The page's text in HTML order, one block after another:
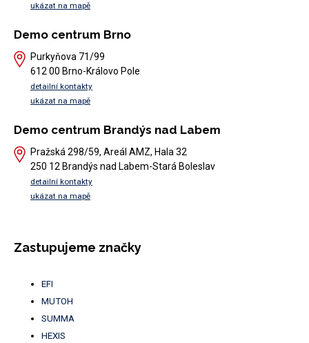
ukázat na mapě
Demo centrum Brno
Purkyňova 71/99
612 00 Brno-Královo Pole
detailní kontakty
ukázat na mapě
Demo centrum Brandýs nad Labem
Pražská 298/59, Areál AMZ, Hala 32
250 12 Brandýs nad Labem-Stará Boleslav
detailní kontakty
ukázat na mapě
Zastupujeme značky
EFI
MUTOH
SUMMA
HEXIS